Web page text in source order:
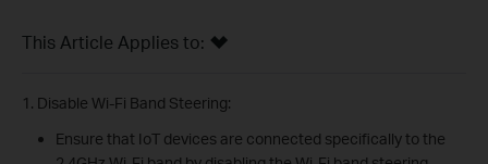
This Article Applies to:
1. Disable Wi-Fi Band Steering:
Ensure that IoT devices are connected specifically to the